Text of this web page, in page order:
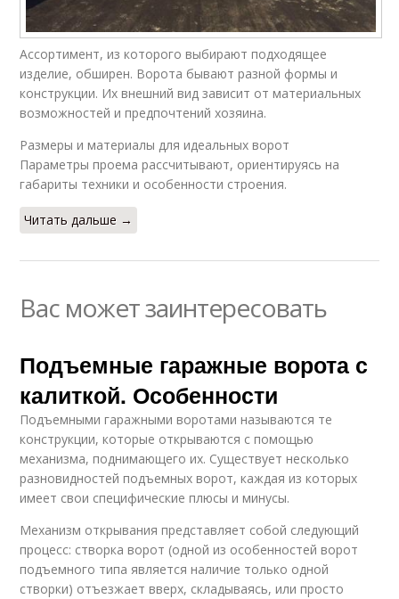
Ассортимент, из которого выбирают подходящее
изделие, обширен. Ворота бывают разной формы и
конструкции. Их внешний вид зависит от материальных
возможностей и предпочтений хозяина.
Размеры и материалы для идеальных ворот
Параметры проема рассчитывают, ориентируясь на
габариты техники и особенности строения.
Читать дальше →
Вас может заинтересовать
Подъемные гаражные ворота с
калиткой. Особенности
Подъемными гаражными воротами называются те
конструкции, которые открываются с помощью
механизма, поднимающего их. Существует несколько
разновидностей подъемных ворот, каждая из которых
имеет свои специфические плюсы и минусы.
Механизм открывания представляет собой следующий
процесс: створка ворот (одной из особенностей ворот
подъемного типа является наличие только одной
створки) отъезжает вверх, складываясь, или просто